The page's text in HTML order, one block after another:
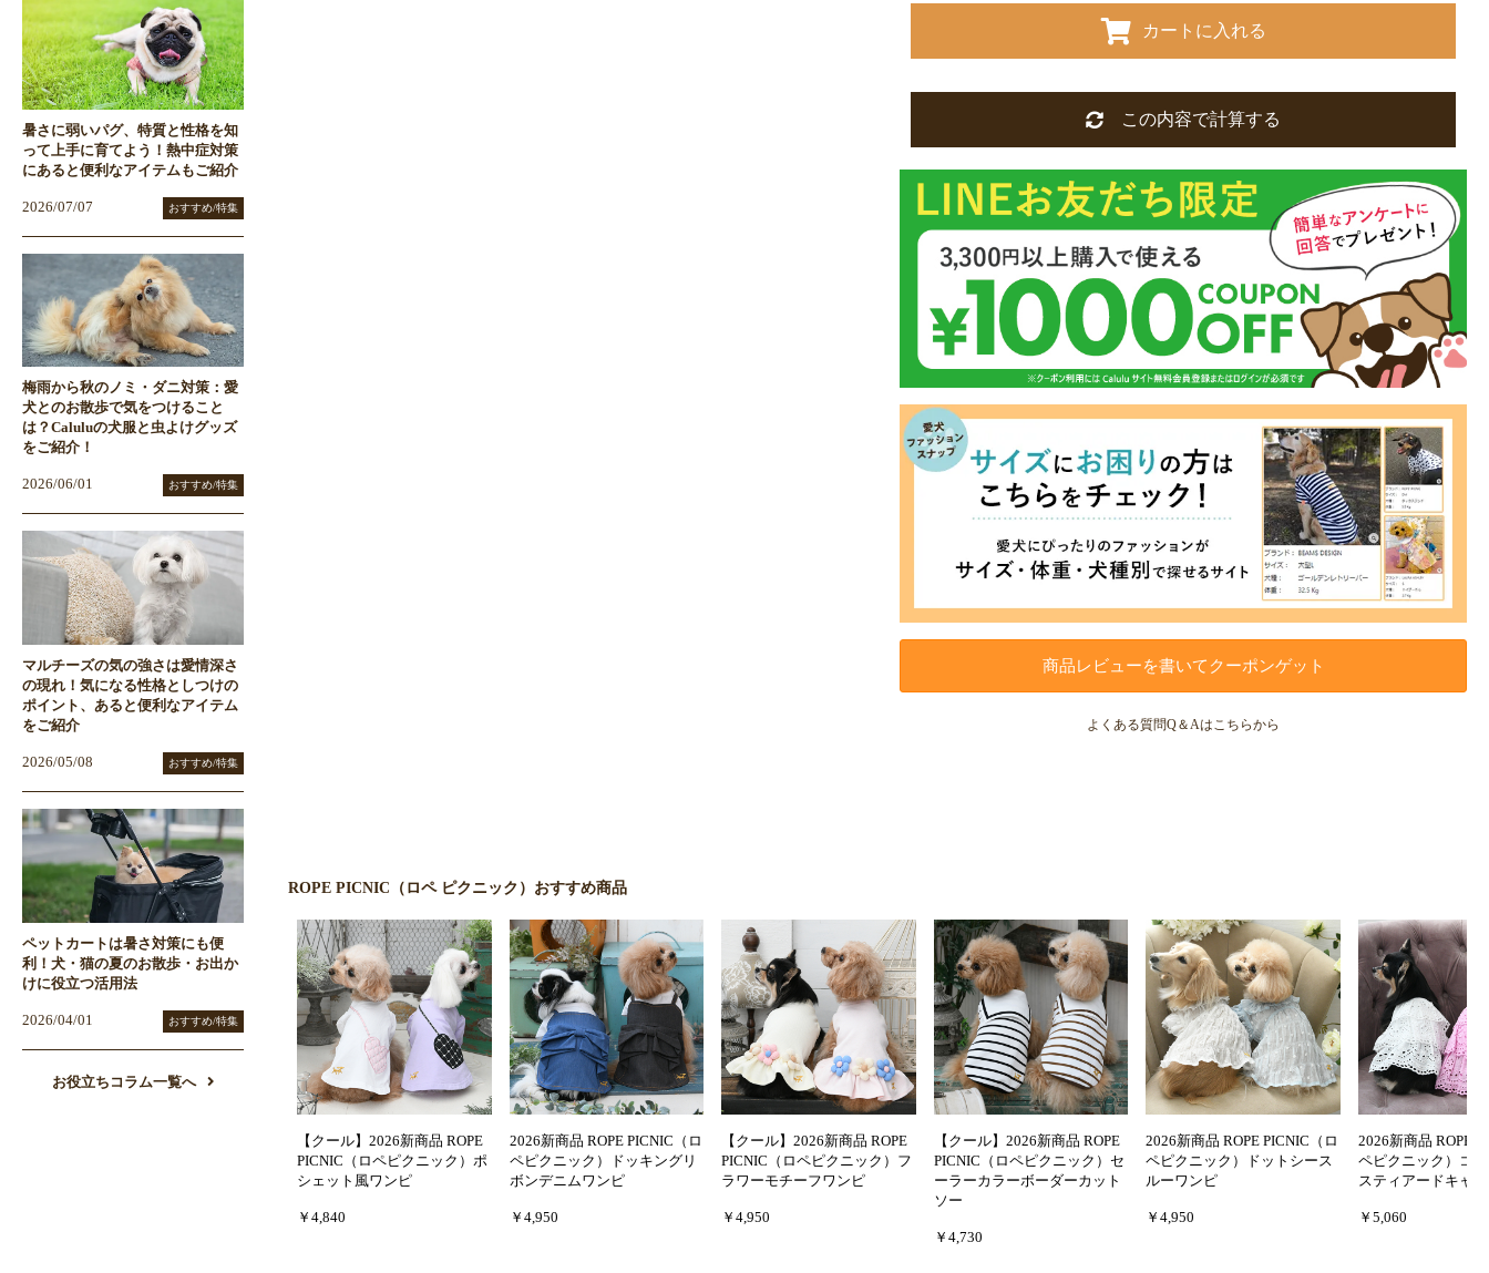
カートに入れる
この内容で計算する
商品レビューを書いてクーポンゲット
よくある質問Q＆Aはこちらから
ROPE PICNIC（ロペ ピクニック）おすすめ商品
【クール】2026新商品 ROPE
PICNIC（ロペピクニック）ポ
シェット風ワンピ
￥4,840
2026新商品 ROPE PICNIC（ロ
ペピクニック）ドッキングリ
ボンデニムワンピ
￥4,950
【クール】2026新商品 ROPE
PICNIC（ロペピクニック）フ
ラワーモチーフワンピ
￥4,950
【クール】2026新商品 ROPE
PICNIC（ロペピクニック）セ
ーラーカラーボーダーカット
ソー
￥4,730
2026新商品 ROPE PICNIC（ロ
ペピクニック）ドットシース
ルーワンピ
￥4,950
2026新商品 ROPE
ペピクニック）コ
スティアードキャ
￥5,060
暑さに弱いパグ、特質と性格を知
って上手に育てよう！熱中症対策
にあると便利なアイテムもご紹介
2026/07/07 おすすめ/特集
梅雨から秋のノミ・ダニ対策：愛
犬とのお散歩で気をつけること
は？Caluluの犬服と虫よけグッズ
をご紹介！
2026/06/01 おすすめ/特集
マルチーズの気の強さは愛情深さ
の現れ！気になる性格としつけの
ポイント、あると便利なアイテム
をご紹介
2026/05/08 おすすめ/特集
ペットカートは暑さ対策にも便
利！犬・猫の夏のお散歩・お出か
けに役立つ活用法
2026/04/01 おすすめ/特集
お役立ちコラム一覧へ